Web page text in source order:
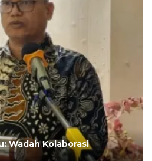
Wadah Kolaborasi